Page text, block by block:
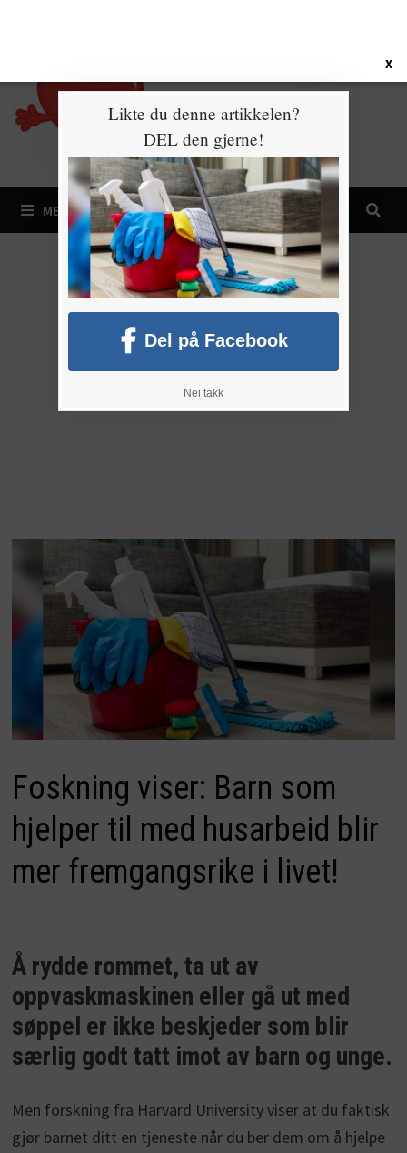
MENY
Foskning viser: Barn som
hjelper til med husarbeid blir
mer fremgangsrike i livet!
Å rydde rommet, ta ut av
oppvaskmaskinen eller gå ut med
søppel er ikke beskjeder som blir
særlig godt tatt imot av barn og unge.
Men forskning fra Harvard University viser at du faktisk
gjør barnet ditt en tjeneste når du ber dem om å hjelpe
X
Likte du denne artikkelen?
DEL den gjerne!
Del på Facebook
Nei takk